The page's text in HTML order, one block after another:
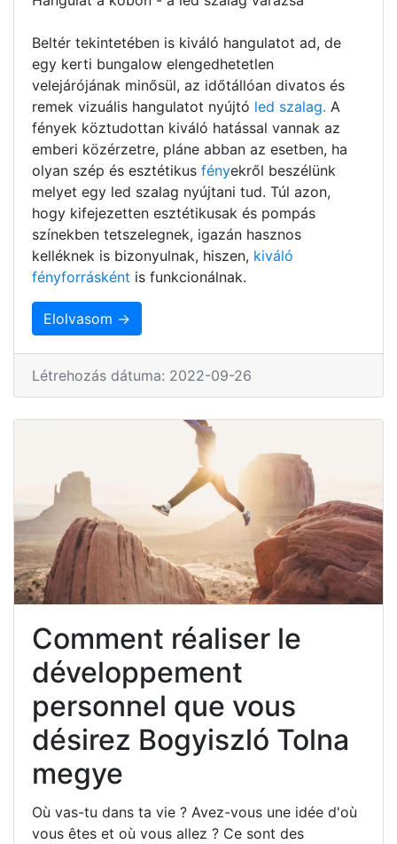
Beltér tekintetében is kiváló hangulatot ad, de
egy kerti bungalow elengedhetetlen
velejárójának minősül, az időtállóan divatos és
remek vizuális hangulatot nyújtó led szalag. A
fények köztudottan kiváló hatással vannak az
emberi közérzetre, pláne abban az esetben, ha
olyan szép és esztétikus fényekről beszélünk
melyet egy led szalag nyújtani tud. Túl azon,
hogy kifejezetten esztétikusak és pompás
színekben tetszelegnek, igazán hasznos
kelléknek is bizonyulnak, hiszen, kiváló
fényforrásként is funkcionálnak.
Elolvasom →
Létrehozás dátuma: 2022-09-26
Comment réaliser le
développement
personnel que vous
désirez Bogyiszló Tolna
megye
Où vas-tu dans ta vie ? Avez-vous une idée d'où
vous êtes et où vous allez ? Ce sont des